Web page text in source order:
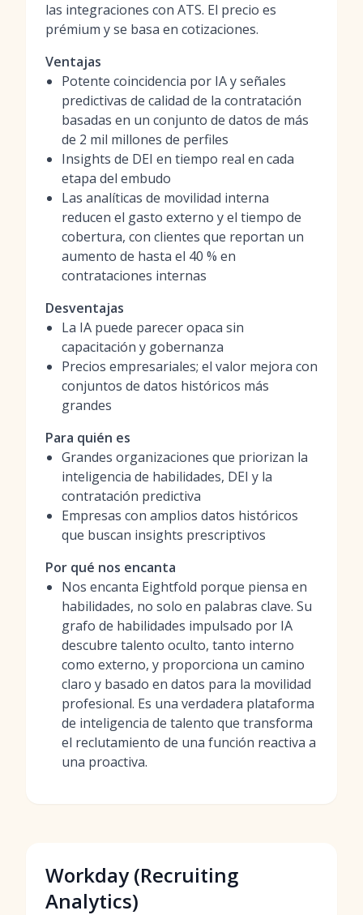
las integraciones con ATS. El precio es
prémium y se basa en cotizaciones.
Ventajas
Potente coincidencia por IA y señales
predictivas de calidad de la contratación
basadas en un conjunto de datos de más
de 2 mil millones de perfiles
Insights de DEI en tiempo real en cada
etapa del embudo
Las analíticas de movilidad interna
reducen el gasto externo y el tiempo de
cobertura, con clientes que reportan un
aumento de hasta el 40 % en
contrataciones internas
Desventajas
La IA puede parecer opaca sin
capacitación y gobernanza
Precios empresariales; el valor mejora con
conjuntos de datos históricos más
grandes
Para quién es
Grandes organizaciones que priorizan la
inteligencia de habilidades, DEI y la
contratación predictiva
Empresas con amplios datos históricos
que buscan insights prescriptivos
Por qué nos encanta
Nos encanta Eightfold porque piensa en
habilidades, no solo en palabras clave. Su
grafo de habilidades impulsado por IA
descubre talento oculto, tanto interno
como externo, y proporciona un camino
claro y basado en datos para la movilidad
profesional. Es una verdadera plataforma
de inteligencia de talento que transforma
el reclutamiento de una función reactiva a
una proactiva.
Workday (Recruiting
Analytics)